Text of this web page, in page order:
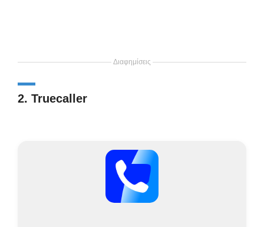
Διαφημίσεις
2. Truecaller